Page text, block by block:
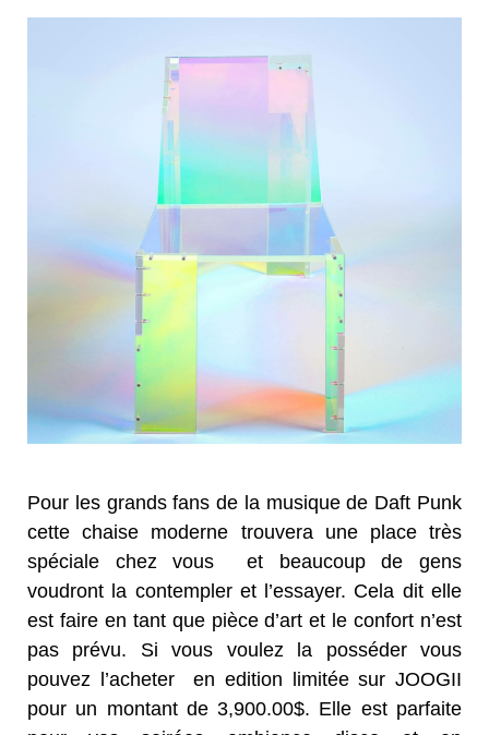
Pour les grands fans de la musique de Daft Punk
cette chaise moderne trouvera une place très
spéciale chez vous et beaucoup de gens
voudront la contempler et l’essayer. Cela dit elle
est faire en tant que pièce d’art et le confort n’est
pas prévu. Si vous voulez la posséder vous
pouvez l’acheter en edition limitée sur JOOGII
pour un montant de 3,900.00$. Elle est parfaite